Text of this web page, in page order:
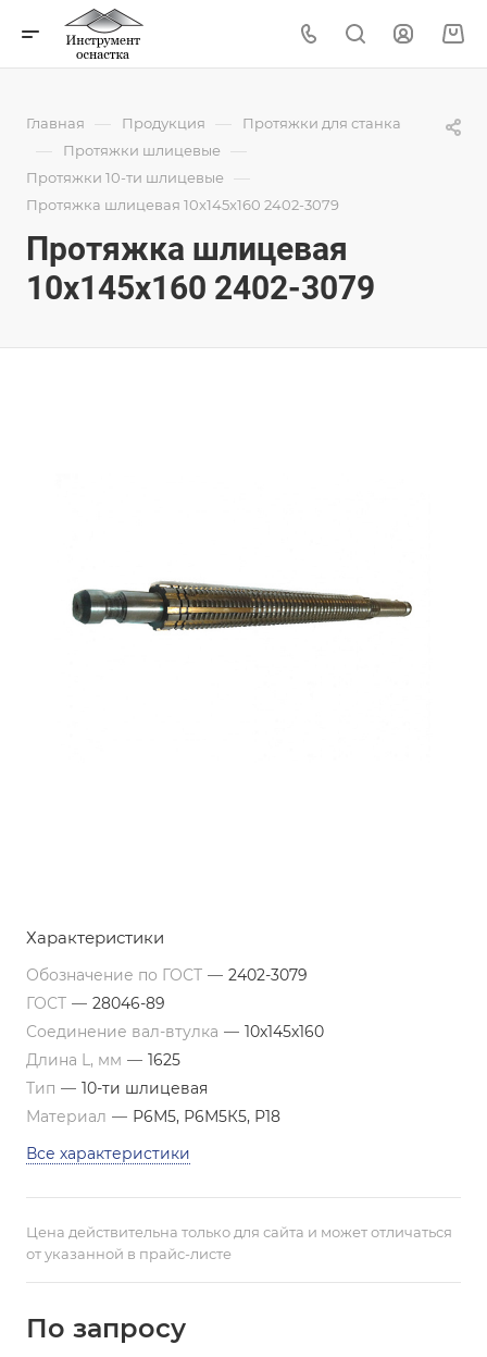
Главная — Продукция — Протяжки для станка
— Протяжки шлицевые —
Протяжки 10-ти шлицевые —
Протяжка шлицевая 10x145x160 2402-3079
Протяжка шлицевая
10x145x160 2402-3079
Характеристики
Обозначение по ГОСТ — 2402-3079
ГОСТ — 28046-89
Соединение вал-втулка — 10х145х160
Длина L, мм — 1625
Тип — 10-ти шлицевая
Материал — Р6М5, Р6М5К5, Р18
Все характеристики
Цена действительна только для сайта и может отличаться
от указанной в прайс-листе
По запросу